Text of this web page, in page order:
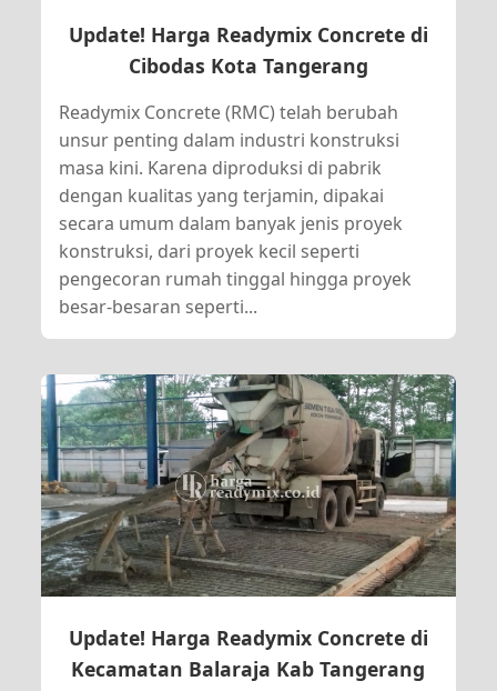
Update! Harga Readymix Concrete di
Cibodas Kota Tangerang
Readymix Concrete (RMC) telah berubah
unsur penting dalam industri konstruksi
masa kini. Karena diproduksi di pabrik
dengan kualitas yang terjamin, dipakai
secara umum dalam banyak jenis proyek
konstruksi, dari proyek kecil seperti
pengecoran rumah tinggal hingga proyek
besar-besaran seperti...
Update! Harga Readymix Concrete di
Kecamatan Balaraja Kab Tangerang